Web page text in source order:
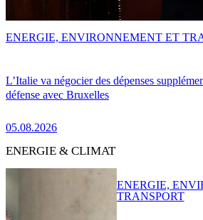
L’Italie va négocier des dépenses
défense avec Bruxelles
05.08.2026
ENERGIE, ENVIRONNEMENT ET
ENERGIE & CLIMAT
ENERGIE,
TRANSPORT